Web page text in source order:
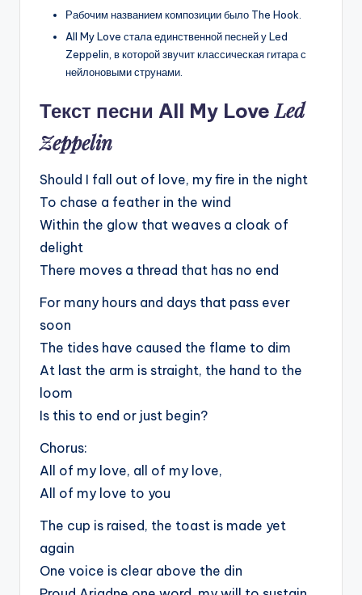
Рабочим названием композиции было The Hook.
All My Love стала единственной песней у Led
Zeppelin, в которой звучит классическая гитара с
нейлоновыми струнами.
Текст песни All My LoveLed
Zeppelin
Should I fall out of love, my fire in the night
To chase a feather in the wind
Within the glow that weaves a cloak of
delight
There moves a thread that has no end
For many hours and days that pass ever
soon
The tides have caused the flame to dim
At last the arm is straight, the hand to the
loom
Is this to end or just begin?
Chorus:
All of my love, all of my love,
All of my love to you
The cup is raised, the toast is made yet
again
One voice is clear above the din